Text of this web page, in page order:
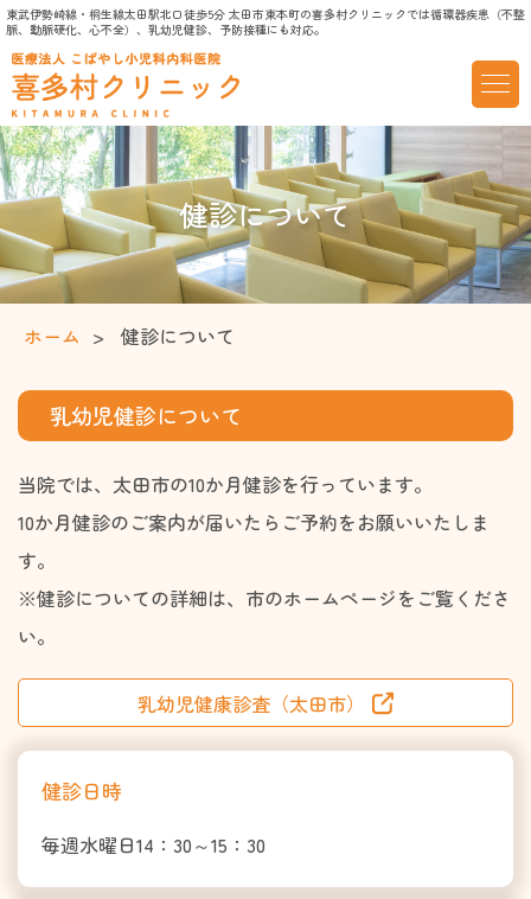
東武伊勢崎線・桐生線太田駅北口徒歩5分 太田市東本町の喜多村クリニックでは循環器疾患（不整
脈、動脈硬化、心不全）、乳幼児健診、予防接種にも対応。
健診について
ホーム 健診について
乳幼児健診について
当院では、太田市の10か月健診を行っています。
10か月健診のご案内が届いたらご予約をお願いいたしま
す。
※健診についての詳細は、市のホームページをご覧くださ
い。
乳幼児健康診査（太田市）
健診日時
毎週水曜日14：30～15：30